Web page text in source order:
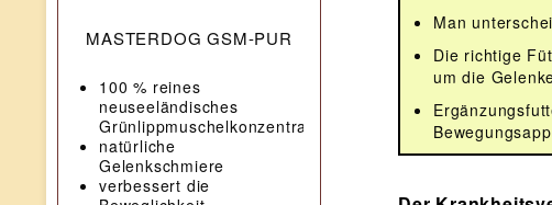
MASTERDOG GSM-PUR
100 % reines
neuseeländisches
Grünlippmuschelkonzentrat
natürliche
Gelenkschmiere
verbessert die
Man
Die richtige
um die